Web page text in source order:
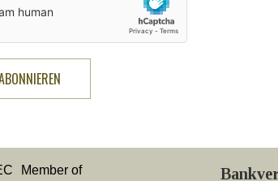
Member of